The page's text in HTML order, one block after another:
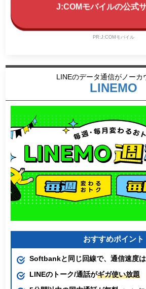
J:COMモバイルの公式
PR:J:COMモバイル
LINEのデータ通信がノーカ
LINEMO
おすすめポイント
Softbankと同じ回線で、通信速度
LINEのトーク/通話がギガ使い放題